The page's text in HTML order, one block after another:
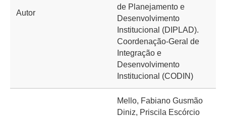
Autor
de Planejamento e
Desenvolvimento
Institucional (DIPLAD).
Coordenação-Geral de
Integração e
Desenvolvimento
Institucional (CODIN)
Mello, Fabiano Gusmão
Diniz, Priscila Escórcio